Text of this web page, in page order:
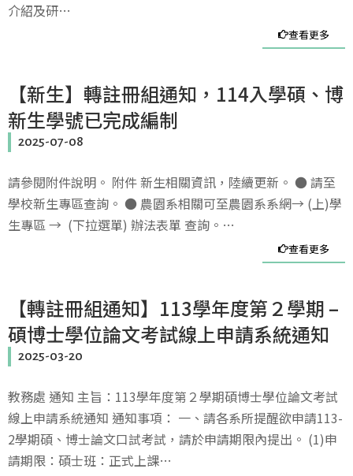
介紹及研…
查看更多
【新生】轉註冊組通知，114入學碩、博
新生學號已完成編制
2025-07-08
請參閱附件說明。 附件 新生相關資訊，陸續更新。 ● 請至
學校新生專區查詢。 ● 農園系相關可至農園系系網→ (上)學
生專區 → (下拉選單) 辦法表單 查詢。…
查看更多
【轉註冊組通知】113學年度第２學期 –
碩博士學位論文考試線上申請系統通知
2025-03-20
教務處 通知 主旨：113學年度第２學期碩博士學位論文考試
線上申請系統通知 通知事項： 一、請各系所提醒欲申請113-
2學期碩、博士論文口試考試，請於申請期限內提出。 (1)申
請期限：碩士班：正式上課…